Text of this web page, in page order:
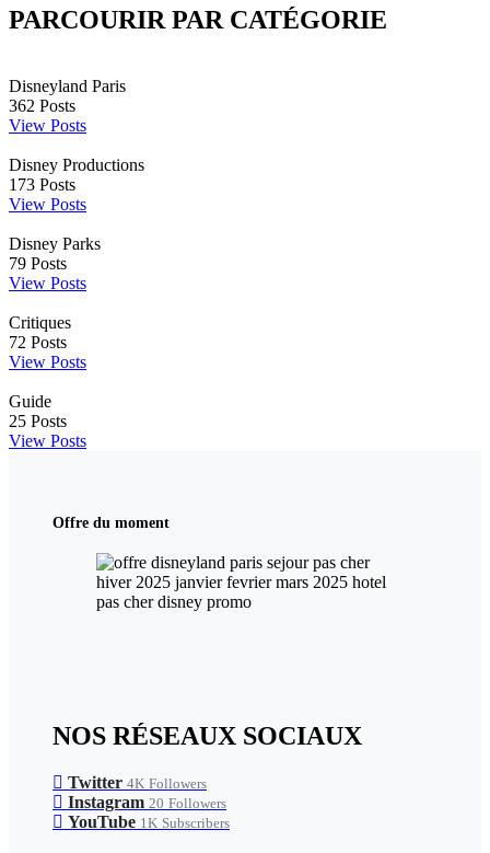
PARCOURIR PAR CATÉGORIE
Disneyland Paris
362 Posts
View Posts
Disney Productions
173 Posts
View Posts
Disney Parks
79 Posts
View Posts
Critiques
72 Posts
View Posts
Guide
25 Posts
View Posts
Offre du moment
NOS RÉSEAUX SOCIAUX
Twitter 4K Followers
Instagram 20 Followers
YouTube 1K Subscribers